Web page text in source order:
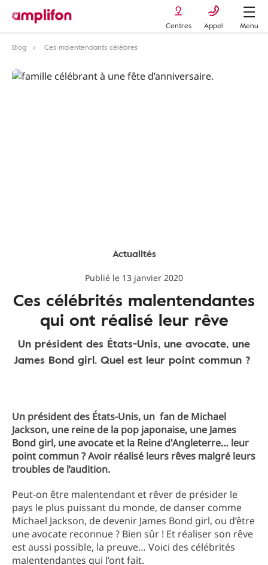
Centres Appel
Menu
Blog
Ces malentendants célèbres
Actualités
Publié le 13 janvier 2020
Ces célébrités malentendantes
qui ont réalisé leur rêve
Un président des États-Unis, une avocate, une
James Bond girl. Quel est leur point commun ?
Un président des États-Unis, un fan de Michael
Jackson, une reine de la pop japonaise, une James
Bond girl, une avocate et la Reine d'Angleterre… leur
point commun ? Avoir réalisé leurs rêves malgré leurs
troubles de l’audition.
Peut-on être malentendant et rêver de présider le
pays le plus puissant du monde, de danser comme
Michael Jackson, de devenir James Bond girl, ou d’être
une avocate reconnue ? Bien sûr ! Et réaliser son rêve
est aussi possible, la preuve… Voici des célébrités
malentendantes qui l’ont fait.